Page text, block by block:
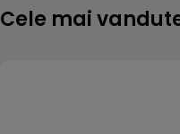
Cele mai